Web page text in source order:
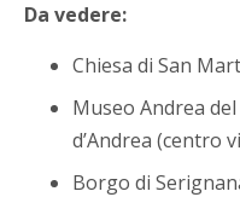
Da vedere:
Chiesa di San
Museo Andrea
d’Andrea (centro
Borgo di